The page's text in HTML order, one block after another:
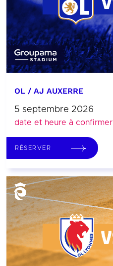
OL / AJ AUXERRE
5 septembre 2026
date et heure à confirmer
RÉSERVER